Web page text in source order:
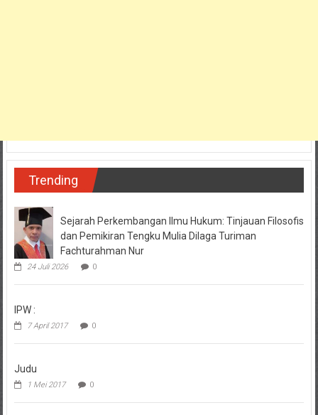
Trending
Sejarah Perkembangan Ilmu Hukum: Tinjauan Filosofis
dan Pemikiran Tengku Mulia Dilaga Turiman
Fachturahman Nur
24 Juli 2026 0
IPW :
7 April 2017 0
Judu
1 Mei 2017 0